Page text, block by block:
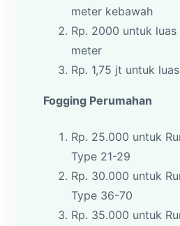
meter kebawah
Rp. 2000 untuk
meter
Rp. 1,75 jt untuk
Fogging Perumahan
Rp. 25.000 untuk
Type 21-29
Rp. 30.000 untuk
Type 36-70
Rp. 35.000 untuk